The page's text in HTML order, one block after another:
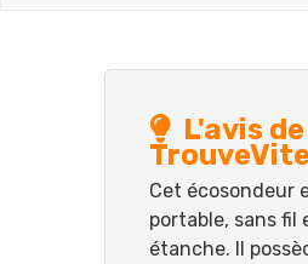
L'avis de
Cet écosondeur
portable, sans fil
étanche. Il